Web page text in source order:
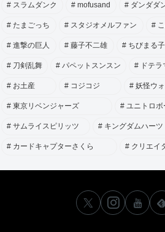
スラムダンク mofusand ダンダダ
たまごっち スタジオメルファン
進撃の巨人 藤子不二雄 ちびまる
刀剣乱舞 パペットスンスン ドテラ
お土産 コジコジ 妖怪ウ
東京リベンジャーズ ユニトロボ
サムライスピリッツ キングダムハーツ
カードキャプターさくら クリエイ